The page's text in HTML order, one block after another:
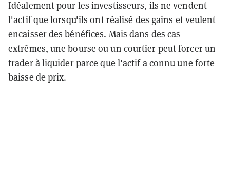
Idéalement pour les investisseurs, ils ne vendent
l'actif que lorsqu'ils ont réalisé des gains et veulent
encaisser des bénéfices. Mais dans des cas
extrêmes, une bourse ou un courtier peut forcer un
trader à liquider parce que l'actif a connu une forte
baisse de prix.